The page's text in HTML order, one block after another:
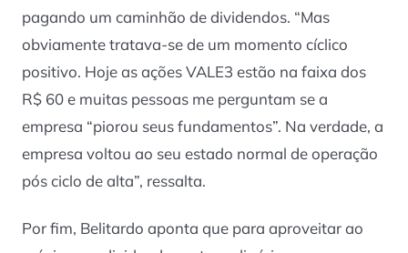
pagando um caminhão de dividendos. “Mas
obviamente tratava-se de um momento cíclico
positivo. Hoje as ações VALE3 estão na faixa dos
R$ 60 e muitas pessoas me perguntam se a
empresa “piorou seus fundamentos”. Na verdade, a
empresa voltou ao seu estado normal de operação
pós ciclo de alta”, ressalta.
Por fim, Belitardo aponta que para aproveitar ao